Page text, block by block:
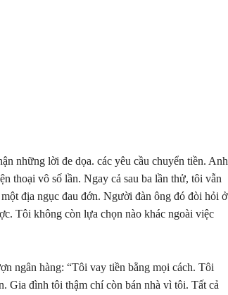
những lời đe dọa. các yêu cầu chuyển tiền. Anh
thoại vô số lần. Ngay cả sau ba lần thử, tôi vẫn
địa ngục đau đớn. Người đàn ông đó đòi hỏi ở
Tôi không còn lựa chọn nào khác ngoài việc
ngân hàng: “Tôi vay tiền bằng mọi cách. Tôi
Gia đình tôi thậm chí còn bán nhà vì tôi. Tất cả